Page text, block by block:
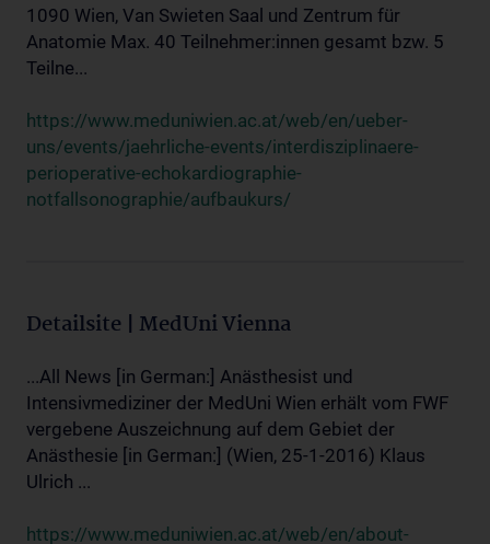
1090 Wien, Van Swieten Saal und Zentrum für
Anatomie Max. 40 Teilnehmer:innen gesamt bzw. 5
Teilne...
https://www.meduniwien.ac.at/web/en/ueber-
uns/events/jaehrliche-events/interdisziplinaere-
perioperative-echokardiographie-
notfallsonographie/aufbaukurs/
Detailsite | MedUni Vienna
...All News [in German:] Anästhesist und
Intensivmediziner der MedUni Wien erhält vom FWF
vergebene Auszeichnung auf dem Gebiet der
Anästhesie [in German:] (Wien, 25-1-2016) Klaus
Ulrich ...
https://www.meduniwien.ac.at/web/en/about-